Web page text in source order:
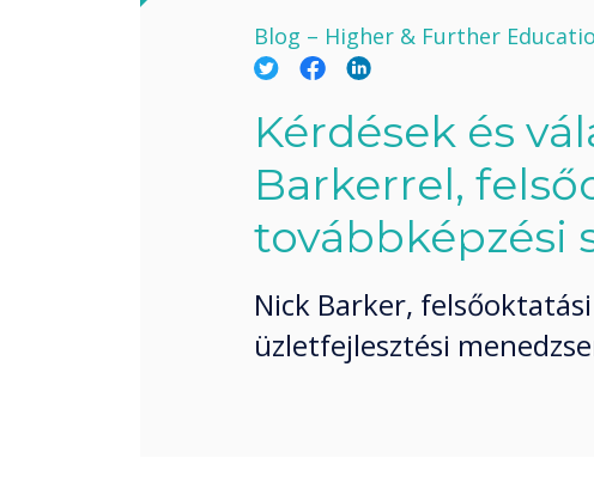
Blog – Higher & Further
Kérdések és
Barkerrel,
továbbképzési
Nick Barker,
üzletfejlesztési